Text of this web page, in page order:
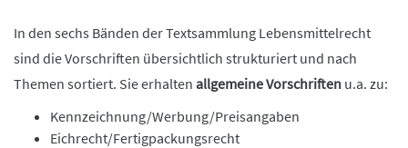
In den sechs Bänden der Textsammlung Lebensmittelrecht
sind die Vorschriften übersichtlich strukturiert und nach
Themen sortiert. Sie erhalten allgemeine Vorschriften u.a. zu:
Kennzeichnung/Werbung/Preisangaben
Eichrecht/Fertigpackungsrecht